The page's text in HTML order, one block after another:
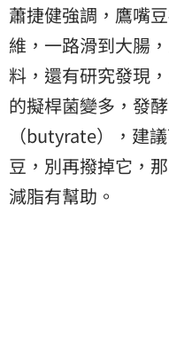
蕭捷健強調，鷹嘴
維，一路滑到大腸
料，還有研究發現
的擬桿菌變多，發
（butyrate），建
豆，別再撥掉它，
減脂有幫助。